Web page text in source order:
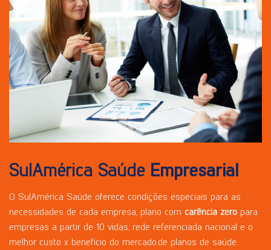
SulAmérica Saúde Empresarial
O SulAmérica Saúde oferece condições especiais para as
necessidades de cada empresa, plano com carência zero para
empresas a partir de 10 vidas, rede referenciada nacional e o
melhor custo x benefício do mercado.de planos de saúde: